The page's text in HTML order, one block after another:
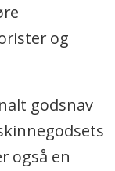
og
godsnav
også en